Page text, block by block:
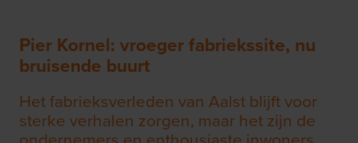
Pier Kornel: vroeger fabriekssite, nu
bruisende buurt
Het fabrieksverleden van Aalst blijft voor
sterke verhalen zorgen, maar het zijn de